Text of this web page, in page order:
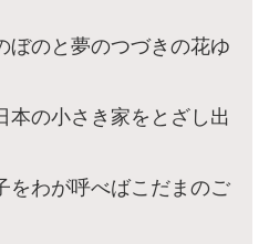
ぼのと夢のつづきの花ゆ
本の小さき家をとざし出
をわが呼べばこだまのご